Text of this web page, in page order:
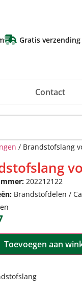
Gratis
Contact
/ Brandstofslang
202212122
Brandstofdelen /
Toevoegen aan